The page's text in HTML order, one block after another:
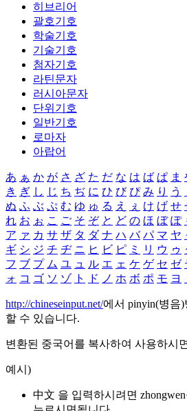
히브리어
괄호기호
학술기호
기술기호
첨자기호
라틴문자
러시아문자
단위기호
일반기호
로마자
아랍어
あ ぁ か が さ ざ た だ な は ば ぱ ま
き ぎ し じ ち ぢ に ひ び ぴ み り う
ぬ ふ ぶ ぷ む ゆ ゅ る え ぇ け げ せ
れ お ぉ こ ご そ ぞ と ど の ほ ぼ ぽ
ア ァ カ サ ザ タ ダ ナ ハ バ パ マ ヤ
ギ シ ジ チ ヂ ニ ヒ ビ ピ ミ リ ウ ゥ
フ ブ プ ム ユ ュ ル エ ェ ケ ゲ セ ゼ
ォ コ ゴ ソ ゾ ト ド ノ ホ ボ ポ モ ヨ
http://chineseinput.net/에서 pinyin(병음
할 수 있습니다.
변환된 중국어를 복사하여 사용하시
예시)
中文 을 입력하시려면 zhongwen